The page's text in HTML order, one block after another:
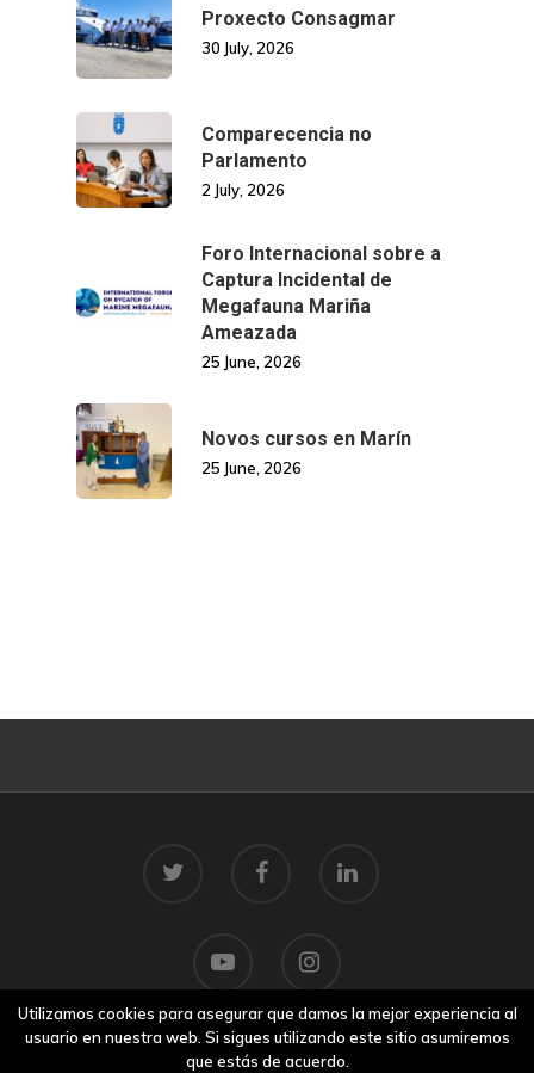
Proxecto Consagmar
30 July, 2026
Comparecencia no
Parlamento
2 July, 2026
Foro Internacional sobre a
Captura Incidental de
Megafauna Mariña
Ameazada
25 June, 2026
Novos cursos en Marín
25 June, 2026
© 2026 Centro Tecnolóxico do Mar.
Utilizamos cookies para asegurar que damos la mejor experiencia al
usuario en nuestra web. Si sigues utilizando este sitio asumiremos
que estás de acuerdo.